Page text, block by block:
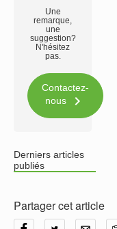
Une
remarque,
une
suggestion?
N'hésitez
pas.
Contactez-
nous

Derniers articles
publiés
Partager cet article